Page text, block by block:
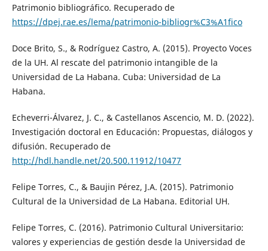
Patrimonio bibliográfico. Recuperado de
https://dpej.rae.es/lema/patrimonio-bibliogr%C3%A1fico
Doce Brito, S., & Rodríguez Castro, A. (2015). Proyecto Voces
de la UH. Al rescate del patrimonio intangible de la
Universidad de La Habana. Cuba: Universidad de La
Habana.
Echeverri-Álvarez, J. C., & Castellanos Ascencio, M. D. (2022).
Investigación doctoral en Educación: Propuestas, diálogos y
difusión. Recuperado de
http://hdl.handle.net/20.500.11912/10477
Felipe Torres, C., & Baujin Pérez, J.A. (2015). Patrimonio
Cultural de la Universidad de La Habana. Editorial UH.
Felipe Torres, C. (2016). Patrimonio Cultural Universitario:
valores y experiencias de gestión desde la Universidad de